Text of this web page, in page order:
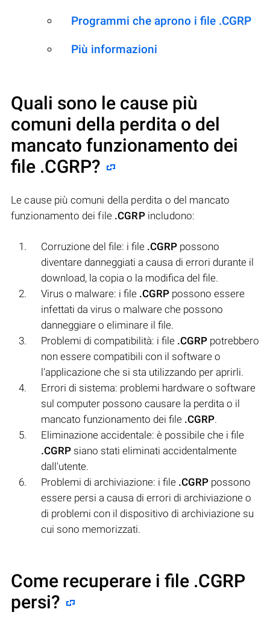
Programmi che aprono i file .CGRP
Più informazioni
Quali sono le cause più
comuni della perdita o del
mancato funzionamento dei
file .CGRP?
Le cause più comuni della perdita o del mancato
funzionamento dei file .CGRPincludono:
Corruzione del file: i file .CGRP possono
diventare danneggiati a causa di errori durante il
download, la copia o la modifica del file.
Virus o malware: i file .CGRP possono essere
infettati da virus o malware che possono
danneggiare o eliminare il file.
Problemi di compatibilità: i file .CGRP potrebbero
non essere compatibili con il software o
l'applicazione che si sta utilizzando per aprirli.
Errori di sistema: problemi hardware o software
sul computer possono causare la perdita o il
mancato funzionamento dei file .CGRP.
Eliminazione accidentale: è possibile che i file
.CGRP siano stati eliminati accidentalmente
dall'utente.
Problemi di archiviazione: i file .CGRP possono
essere persi a causa di errori di archiviazione o
di problemi con il dispositivo di archiviazione su
cui sono memorizzati.
Come recuperare i file .CGRP
persi?